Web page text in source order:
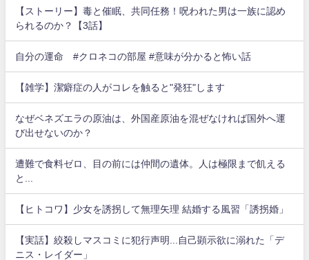
【ストーリー】毒と催眠、共同任務！呪われた男は一族に認め
られるのか？【3話】
自分の運命 #クロネコの部屋 #意味が分かると怖い話
【雑学】潔癖症の人がコレを触ると"発狂"します
なぜベネズエラの原油は、外国産原油を混ぜなければ国外へ運
び出せないのか？
遭難で食料ゼロ、目の前には仲間の遺体。人は極限まで飢える
と...
【ヒトコワ】少女を誘拐して無理矢理 結婚する風習「誘拐婚」
【実話】絞殺しマスコミに犯行声明...自己顕示欲に溺れた「デ
ニス・レイダー」